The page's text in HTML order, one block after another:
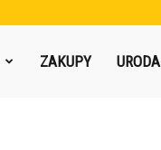
ZAKUPY URODA